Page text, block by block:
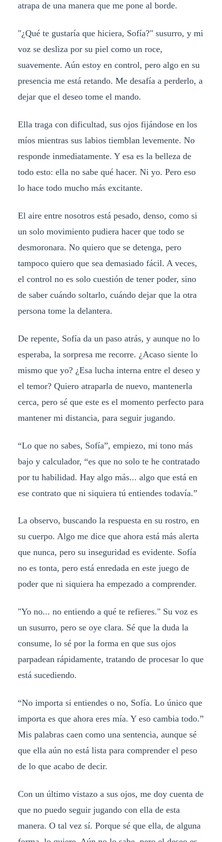
atrapa de una manera que me pone al borde.
"¿Qué te gustaría que hiciera, Sofía?" susurro, y mi
voz se desliza por su piel como un roce,
suavemente. Aún estoy en control, pero algo en su
presencia me está retando. Me desafía a perderlo, a
dejar que el deseo tome el mando.
Ella traga con dificultad, sus ojos fijándose en los
míos mientras sus labios tiemblan levemente. No
responde inmediatamente. Y esa es la belleza de
todo esto: ella no sabe qué hacer. Ni yo. Pero eso
lo hace todo mucho más excitante.
El aire entre nosotros está pesado, denso, como si
un solo movimiento pudiera hacer que todo se
desmoronara. No quiero que se detenga, pero
tampoco quiero que sea demasiado fácil. A veces,
el control no es solo cuestión de tener poder, sino
de saber cuándo soltarlo, cuándo dejar que la otra
persona tome la delantera.
De repente, Sofía da un paso atrás, y aunque no lo
esperaba, la sorpresa me recorre. ¿Acaso siente lo
mismo que yo? ¿Esa lucha interna entre el deseo y
el temor? Quiero atraparla de nuevo, mantenerla
cerca, pero sé que este es el momento perfecto para
mantener mi distancia, para seguir jugando.
“Lo que no sabes, Sofía”, empiezo, mi tono más
bajo y calculador, “es que no solo te he contratado
por tu habilidad. Hay algo más... algo que está en
ese contrato que ni siquiera tú entiendes todavía.”
La observo, buscando la respuesta en su rostro, en
su cuerpo. Algo me dice que ahora está más alerta
que nunca, pero su inseguridad es evidente. Sofía
no es tonta, pero está enredada en este juego de
poder que ni siquiera ha empezado a comprender.
"Yo no... no entiendo a qué te refieres." Su voz es
un susurro, pero se oye clara. Sé que la duda la
consume, lo sé por la forma en que sus ojos
parpadean rápidamente, tratando de procesar lo que
está sucediendo.
“No importa si entiendes o no, Sofía. Lo único que
importa es que ahora eres mía. Y eso cambia todo.”
Mis palabras caen como una sentencia, aunque sé
que ella aún no está lista para comprender el peso
de lo que acabo de decir.
Con un último vistazo a sus ojos, me doy cuenta de
que no puedo seguir jugando con ella de esta
manera. O tal vez sí. Porque sé que ella, de alguna